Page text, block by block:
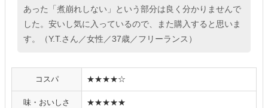
あった「煮崩れしない」という部分は良く分かりませんで
した。安いし気に入っているので、また購入すると思いま
す。（Y.T.さん／女性／37歳／フリーランス）
コスパ ★★★★☆
味・おいしさ ★★★★★